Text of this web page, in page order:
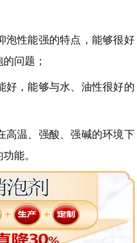
泡性能强的特点，能够很好
问题；
好，能够与水、油性很好的
高温、强酸、强碱的环境下
能。